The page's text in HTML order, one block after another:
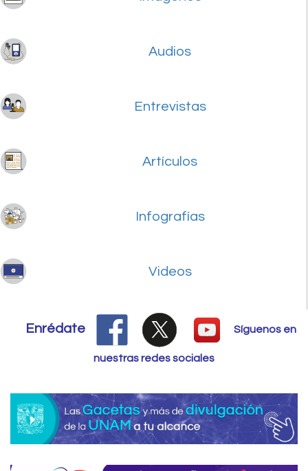
Audios
Entrevistas
Artículos
Infografías
Videos
Enrédate Síguenos en
nuestras redes sociales